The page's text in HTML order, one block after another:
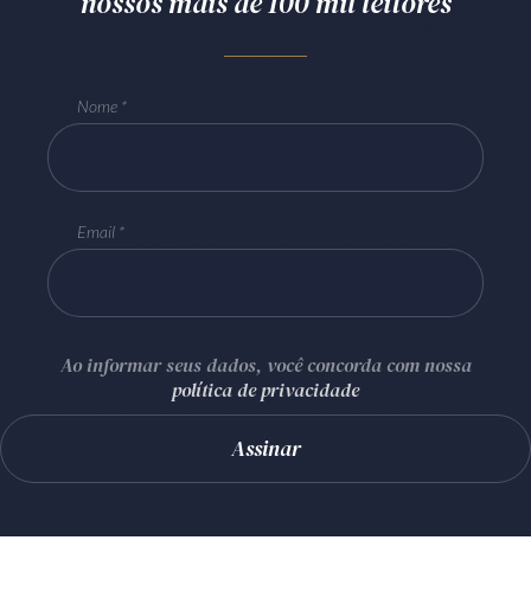
Nome
Email
Ao informar seus dados, você concorda com nossa
política de privacidade